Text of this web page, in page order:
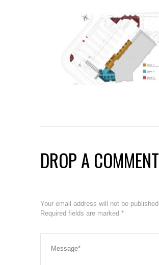
DROP A COMMENT
Your email address will not be published.
Required fields are marked *